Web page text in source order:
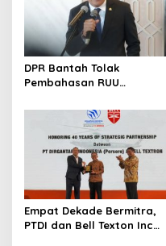
DPR Bantah Tolak
Pembahasan RUU
Empat Dekade Bermitra,
PTDI dan Bell Texton Inc